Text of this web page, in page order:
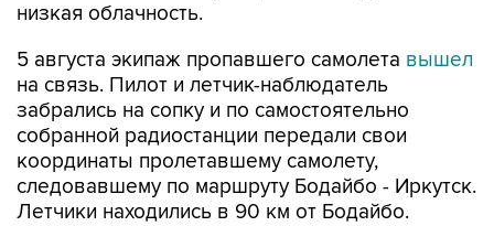
низкая облачность.
5 августа экипаж пропавшего самолета вышел
на связь. Пилот и летчик-наблюдатель
забрались на сопку и по самостоятельно
собранной радиостанции передали свои
координаты пролетавшему самолету,
следовавшему по маршруту Бодайбо - Иркутск.
Летчики находились в 90 км от Бодайбо.